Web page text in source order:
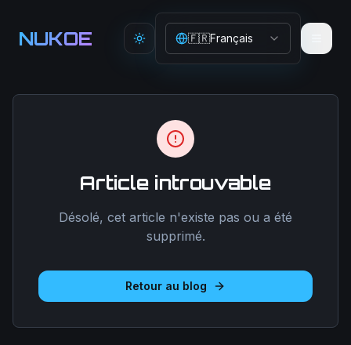
NUKOE Toggle theme
🇫🇷Français
Article introuvable
Désolé, cet article n'existe pas ou a été
supprimé.
Retour au blog